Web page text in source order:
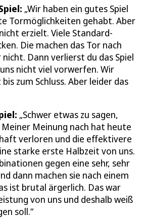
„Wir haben ein gutes Spiel
Tormöglichkeiten gehabt. Aber
erzielt. Viele Standard-
Die machen das Tor nach
Dann verlierst du das Spiel
nicht viel vorwerfen. Wir
zum Schluss. Aber leider das
„Schwer etwas zu sagen,
Meinung nach hat heute
verloren und die effektivere
starke erste Halbzeit von uns.
gegen eine sehr, sehr
dann machen sie nach einem
ist brutal ärgerlich. Das war
von uns und deshalb weiß
soll.“